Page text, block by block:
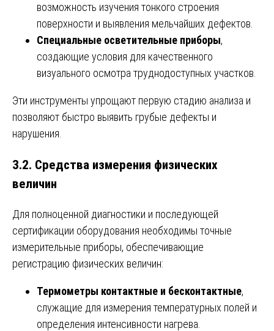
возможность изучения тонкого строения
поверхности и выявления мельчайших дефектов.
Специальные осветительные приборы,
создающие условия для качественного
визуального осмотра труднодоступных участков.
Эти инструменты упрощают первую стадию анализа и
позволяют быстро выявить грубые дефекты и
нарушения.
3.2. Средства измерения физических
величин
Для полноценной диагностики и последующей
сертификации оборудования необходимы точные
измерительные приборы, обеспечивающие
регистрацию физических величин:
Термометры контактные и бесконтактные,
служащие для измерения температурных полей и
определения интенсивности нагрева.